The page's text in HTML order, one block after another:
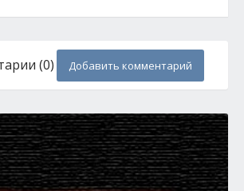
(0) Добавить комментарий